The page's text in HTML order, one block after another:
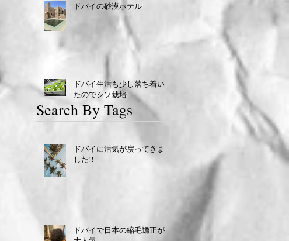
Search By Tags
ドバイの砂漠ホテル
ドバイ生活も少し落ち着い
たのでシソ栽培
ドバイに活気が戻ってきま
した!!
ドバイで日本の縮毛矯正が